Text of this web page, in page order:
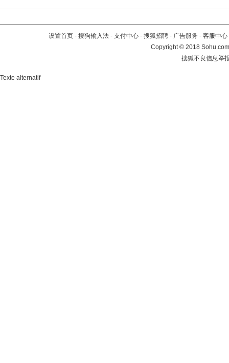
设置首页 - 搜狗输入法 - 支付中心 - 搜狐招聘 - 广告服务 - 客服中心
Copyright©2018
搜狐不良信息举
Texte alternatif